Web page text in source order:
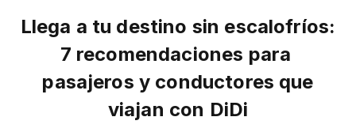
Llega a tu destino sin escalofríos:
7 recomendaciones para
pasajeros y conductores que
viajan con DiDi